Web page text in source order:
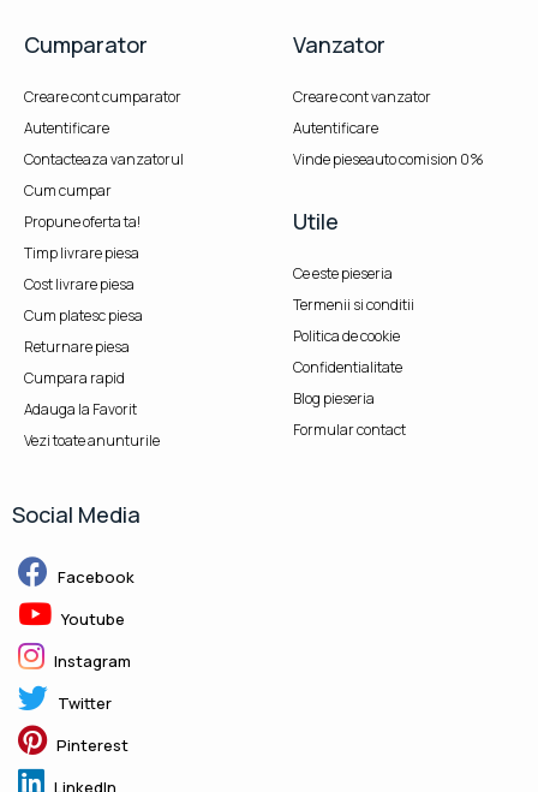
Cumparator
Creare cont cumparator
Autentificare
Contacteaza vanzatorul
Cum cumpar
Propune oferta ta!
Timp livrare piesa
Cost livrare piesa
Cum platesc piesa
Returnare piesa
Cumpara rapid
Adauga la Favorit
Vezi toate anunturile
Vanzator
Creare cont vanzator
Autentificare
Vinde pieseauto comision 0%
Utile
Ce este pieseria
Termenii si conditii
Politica de cookie
Confidentialitate
Blog pieseria
Formular contact
Social Media
Facebook
Youtube
Instagram
Twitter
Pinterest
LinkedIn